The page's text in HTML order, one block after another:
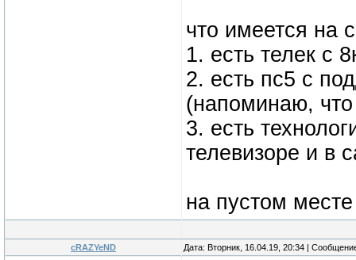
что имеется на
1. есть телек с
2. есть пс5 с
(напоминаю,
3. есть
телевизоре и в
на пустом
cRAZYeND Дата: Вторник, 16.04.19, 20:34 |